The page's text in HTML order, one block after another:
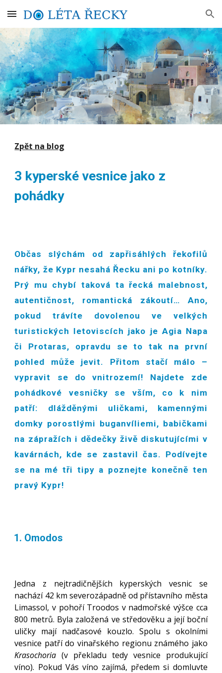
Skip to main content Skip to navigation
Zpět na blog
3 kyperské vesnice jako z
pohádky
Občas slýchám od zapřisáhlých řekofilů
nářky, že Kypr nesahá Řecku ani po kotníky.
Prý mu chybí taková ta řecká malebnost,
autentičnost, romantická zákoutí… Ano,
pokud trávíte dovolenou ve velkých
turistických letoviscích jako je Agia Napa
či Protaras, opravdu se to tak na první
pohled může jevit. Přitom stačí málo –
vypravit se do vnitrozemí! Najdete zde
pohádkové vesničky se vším, co k nim
patří: dlážděnými uličkami, kamennými
domky porostlými buganvíliemi, babičkami
na zápražích i dědečky živě diskutujícími v
kavárnách, kde se zastavil čas. Podívejte
se na mé tři tipy a poznejte konečně ten
pravý Kypr!
Omodos
Jedna z nejtradičnějších kyperských vesnic se
nachází 42 km severozápadně od přístavního města
Limassol, v pohoří Troodos v nadmořské výšce cca
800 metrů. Byla založená ve středověku a její boční
uličky mají nadčasové kouzlo. Spolu s okolními
vesnice patří do vinařského regionu známého jako
Krasochoria(v překladu tedy vesnice produkující
víno). Pokud Vás víno zajímá, předem si domluvte